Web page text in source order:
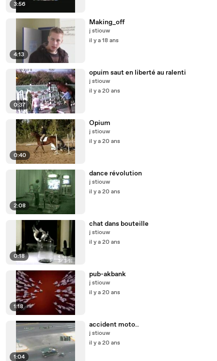
3:56
4:13
Making_off
j stiouw
il y a 18 ans
0:37
opuim saut en liberté au ralenti
j stiouw
il y a 20 ans
0:40
Opium
j stiouw
il y a 20 ans
2:08
dance révolution
j stiouw
il y a 20 ans
0:18
chat dans bouteille
j stiouw
il y a 20 ans
1:18
pub-akbank
j stiouw
il y a 20 ans
1:04
accident moto..
j stiouw
il y a 20 ans